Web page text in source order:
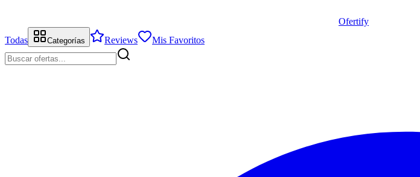
Ofertify
Todas
Categorías Reviews Mis Favoritos